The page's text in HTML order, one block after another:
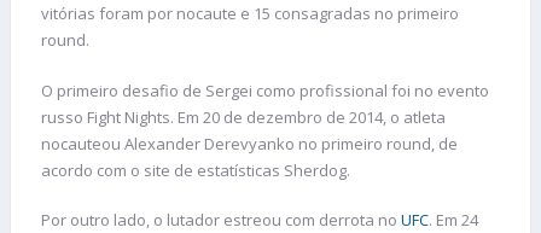
vitórias foram por nocaute e 15 consagradas no primeiro
round.
O primeiro desafio de Sergei como profissional foi no evento
russo Fight Nights. Em 20 de dezembro de 2014, o atleta
nocauteou Alexander Derevyanko no primeiro round, de
acordo com o site de estatísticas Sherdog.
Por outro lado, o lutador estreou com derrota no UFC. Em 24